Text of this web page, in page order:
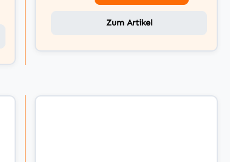
Zum Artikel